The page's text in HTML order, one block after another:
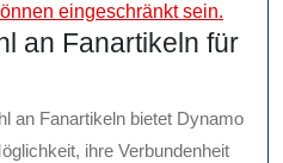
eingeschränkt sein.
an Fanartikeln für
an Fanartikeln bietet Dynamo
ihre Verbundenheit